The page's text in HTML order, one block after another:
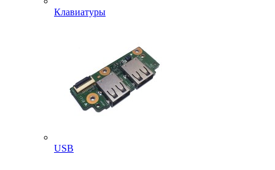
Клавиатуры
USB